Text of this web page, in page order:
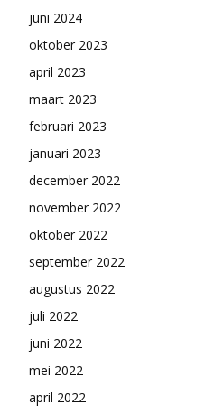
juni 2024
oktober 2023
april 2023
maart 2023
februari 2023
januari 2023
december 2022
november 2022
oktober 2022
september 2022
augustus 2022
juli 2022
juni 2022
mei 2022
april 2022